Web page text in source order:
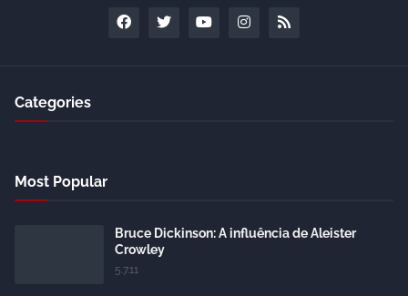
Categories
Most Popular
Bruce Dickinson: A influência de Aleister
Crowley
5.7.11